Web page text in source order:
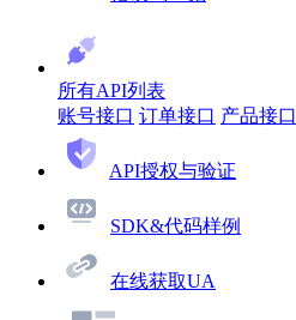
所有API列表
账号接口 订单接口 产品接口
API授权与验证
SDK&代码样例
在线获取UA